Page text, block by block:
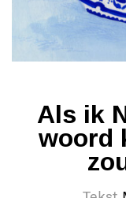
Als ik
woord